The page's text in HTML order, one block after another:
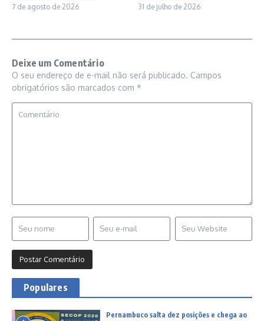
7 de agosto de 2026 31 de julho de 2026
Deixe um Comentário
O seu endereço de e-mail não será publicado. Campos
obrigatórios são marcados com *
Populares
Pernambuco salta dez posições e chega ao